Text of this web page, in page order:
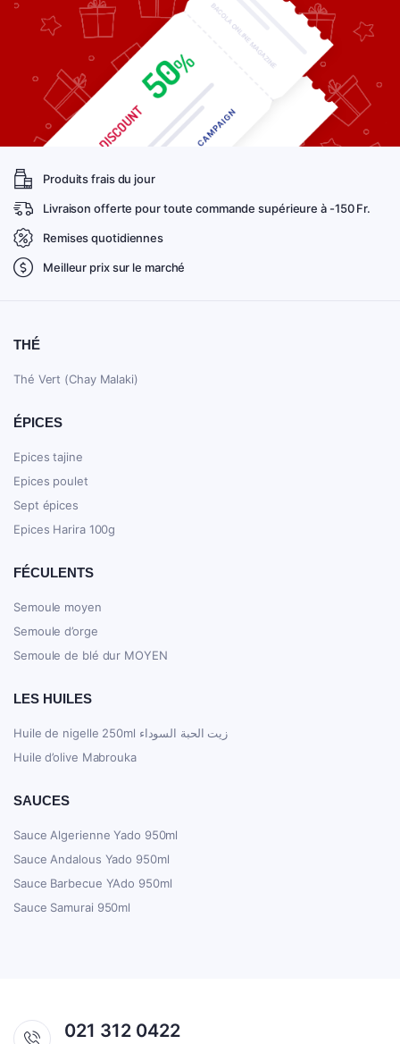
Produits frais du jour
Livraison offerte pour toute commande supérieure à -150 Fr.
Remises quotidiennes
Meilleur prix sur le marché
THÉ
Thé Vert (Chay Malaki)
ÉPICES
Epices tajine
Epices poulet
Sept épices
Epices Harira 100g
FÉCULENTS
Semoule moyen
Semoule d’orge
Semoule de blé dur MOYEN
LES HUILES
Huile de nigelle 250ml زيت الحبة السوداء
Huile d’olive Mabrouka
SAUCES
Sauce Algerienne Yado 950ml
Sauce Andalous Yado 950ml
Sauce Barbecue YAdo 950ml
Sauce Samurai 950ml
021 312 0422